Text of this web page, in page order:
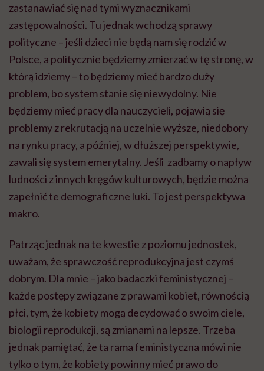
zastanawiać się nad tymi wyznacznikami
zastępowalności. Tu jednak wchodzą sprawy
polityczne – jeśli dzieci nie będą nam się rodzić w
Polsce, a politycznie będziemy zmierzać w tę stronę, w
którą idziemy – to będziemy mieć bardzo duży
problem, bo system stanie się niewydolny. Nie
będziemy mieć pracy dla nauczycieli, pojawią się
problemy z rekrutacją na uczelnie wyższe, niedobory
na rynku pracy, a później, w dłuższej perspektywie,
zawali się system emerytalny. Jeśli zadbamy o napływ
ludności z innych kręgów kulturowych, będzie można
zapełnić te demograficzne luki. To jest perspektywa
makro.
Patrząc jednak na te kwestie z poziomu jednostek,
uważam, że sprawczość reprodukcyjna jest czymś
dobrym. Dla mnie – jako badaczki feministycznej –
każde postępy związane z prawami kobiet, równością
płci, tym, że kobiety mogą decydować o swoim ciele,
biologii reprodukcji, są zmianami na lepsze. Trzeba
jednak pamiętać, że ta rama feministyczna mówi nie
tylko o tym, że kobiety powinny mieć prawo do